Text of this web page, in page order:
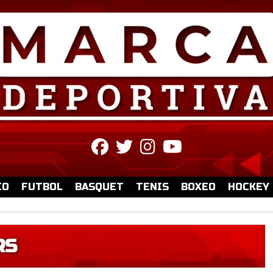
fab
fa-
facebook
fab
fa-
twitter
fab
fa-
instagram
fa-
youtube
FUTBOL BASQUET TENIS BOXEO HOCKEY